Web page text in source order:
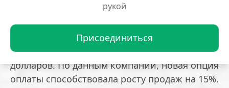
рукой
Присоединиться
быстрого питания Steak ‘n Shake,
запустившая прием платежей через
Lightning во всех своих заведениях в США,
позже приобрела биткоины на 10 миллионов
долларов. По данным компании, новая опция
оплаты способствовала росту продаж на 15%.